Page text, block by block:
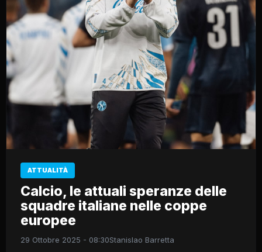
ATTUALITÀ
Calcio, le attuali speranze delle
squadre italiane nelle coppe
europee
29 Ottobre 2025 - 08:30Stanislao Barretta